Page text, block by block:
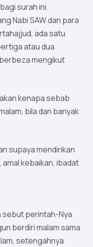
surah ini.
Nabi SAW dan para
ada satu
atau dua
mengikut
kenapa sebab
bila dan banyak
supaya mendirikan
kebaikan, ibadat
sebut perintah-Nya
berdiri malam sama
setengahnya